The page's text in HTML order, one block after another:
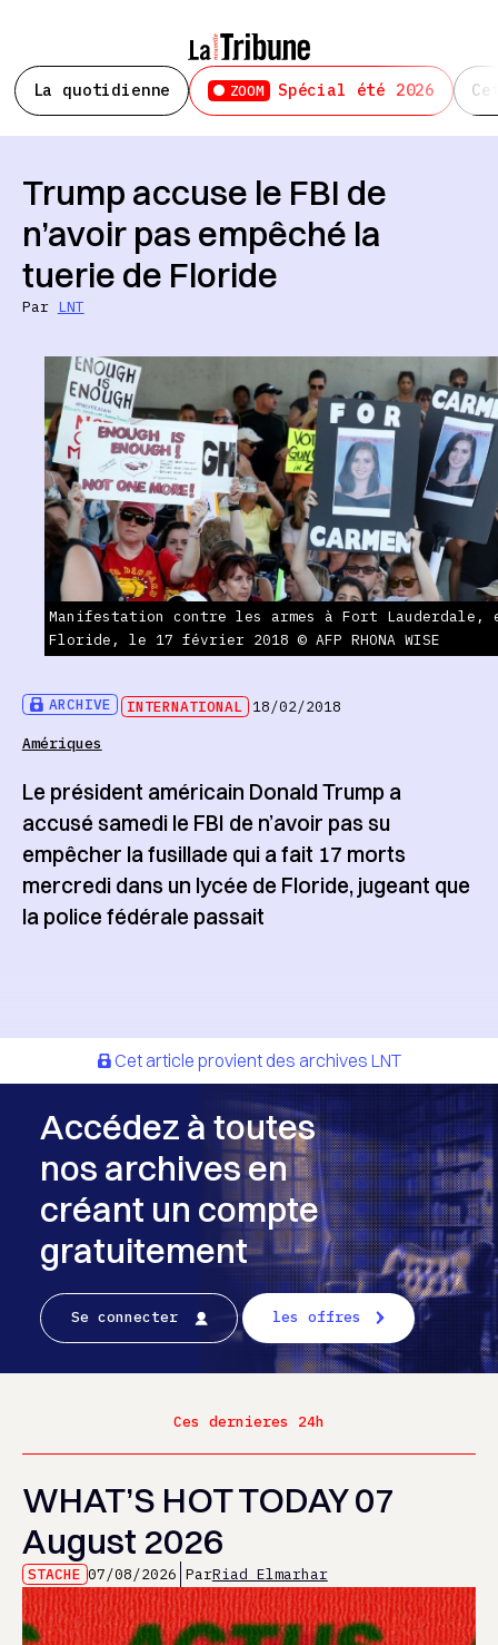
La quotidienne ZOOM Spécial été 2026
ARCHIVE INTERNATIONAL 18/02/2018
Amériques
Trump accuse le FBI de
n’avoir pas empêché la
tuerie de Floride
Par LNT
Manifestation contre les armes à Fort Lauderdale,
Floride, le 17 février 2018 © AFP RHONA WISE
Le président américain Donald Trump a
accusé samedi le FBI de n’avoir pas su
empêcher la fusillade qui a fait 17 morts
mercredi dans un lycée de Floride, jugeant que
la police fédérale passait
Cet article provient des archives LNT
Accédez à toutes
nos archives en
créant un compte
gratuitement
Se connecter les offres
Ces dernieres 24h
WHAT’S HOT TODAY 07
August 2026
STACHE 07/08/2026 ParRiad Elmarhar